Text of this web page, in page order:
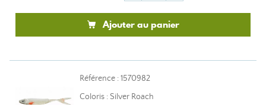
Ajouter au panier
Référence : 1570982
Coloris : Silver Roach